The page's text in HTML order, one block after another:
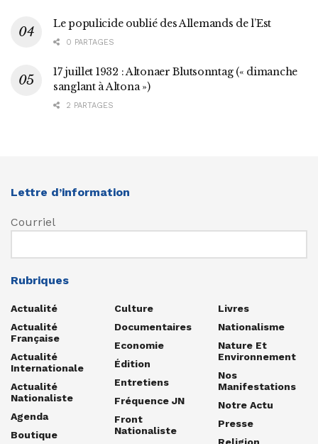
Le populicide oublié des Allemands de l’Est
0 PARTAGES
17 juillet 1932 : Altonaer Blutsonntag (« dimanche
sanglant à Altona »)
2 PARTAGES
Lettre d’information
Courriel
Rubriques
Actualité
Actualité
Française
Actualité
Internationale
Actualité
Nationaliste
Agenda
Boutique
Culture
Documentaires
Economie
Édition
Entretiens
Fréquence JN
Front
Nationaliste
Livres
Nationalisme
Nature Et
Environnement
Nos
Manifestations
Notre Actu
Presse